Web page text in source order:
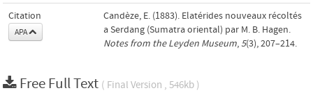
Citation
APA
Candèze, E. (1883). Elatérides nouveaux récoltés
a Serdang (Sumatra oriental) par M. B. Hagen.
Notes from the Leyden Museum, 5(3), 207–214.
Free Full Text ( Final Version , 546kb )